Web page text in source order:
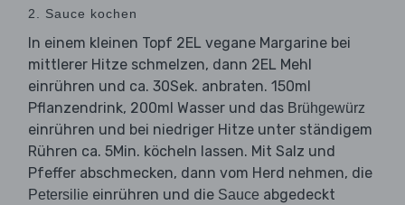
2. Sauce kochen
In einem kleinen Topf 2EL vegane Margarine bei
mittlerer Hitze schmelzen, dann 2EL Mehl
einrühren und ca. 30Sek. anbraten. 150ml
Pflanzendrink, 200ml Wasser und das Brühgewürz
einrühren und bei niedriger Hitze unter ständigem
Rühren ca. 5Min. köcheln lassen. Mit Salz und
Pfeffer abschmecken, dann vom Herd nehmen, die
Petersilie einrühren und die Sauce abgedeckt